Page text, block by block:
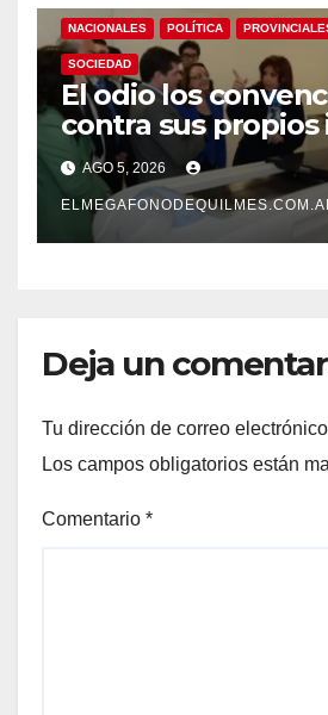
NACIONALES POLÍTICA
SOCIEDAD
El odio los
contra sus propios
Una Sociedad
grieta
AGO 5, 2026
Deja un
Tu dirección de correo
Los campos obligatorios están
Comentario *